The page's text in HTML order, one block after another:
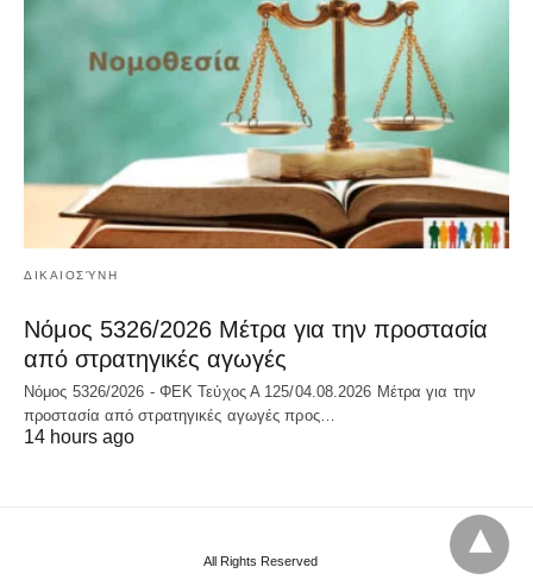
ΔΙΚΑΙΟΣΎΝΗ
Νόμος 5326/2026 Μέτρα για την προστασία
από στρατηγικές αγωγές
Νόμος 5326/2026 - ΦΕΚ Τεύχος Α 125/04.08.2026 Μέτρα για την
προστασία από στρατηγικές αγωγές προς…
14 hours ago
All Rights Reserved